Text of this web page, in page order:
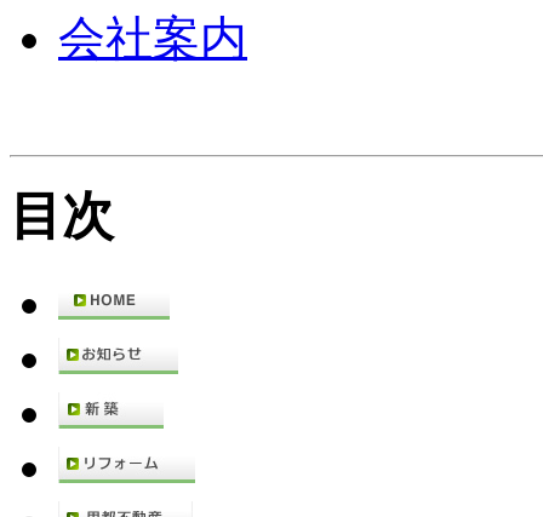
会社案内
目次